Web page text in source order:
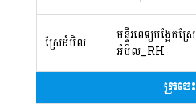
ស្រែអំបិល
មន្ទីរពេទ្យបង្អែកស្រែ
អំបិល_RH
ក្រចេះ